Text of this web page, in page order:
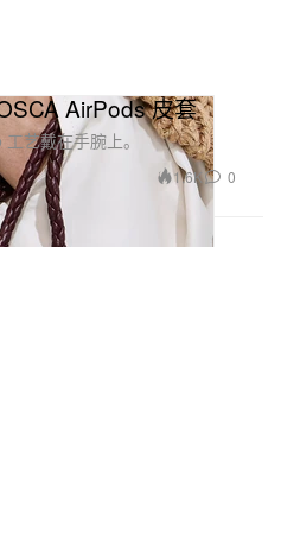
AirPods 皮套
艺戴在手腕上。
1.6K 0